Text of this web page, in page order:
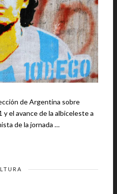
de Argentina sobre
el avance de la albiceleste a
de la jornada …